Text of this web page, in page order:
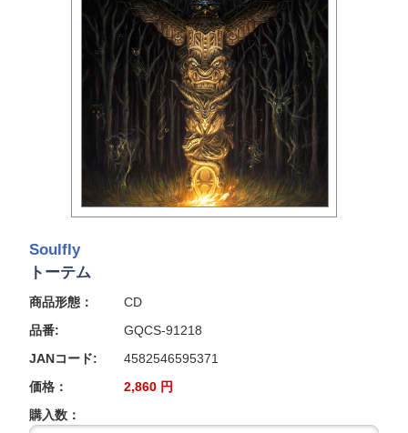
Soulfly
トーテム
商品形態：
CD
品番:
GQCS-91218
JANコード:
4582546595371
価格：
2,860 円
購入数：